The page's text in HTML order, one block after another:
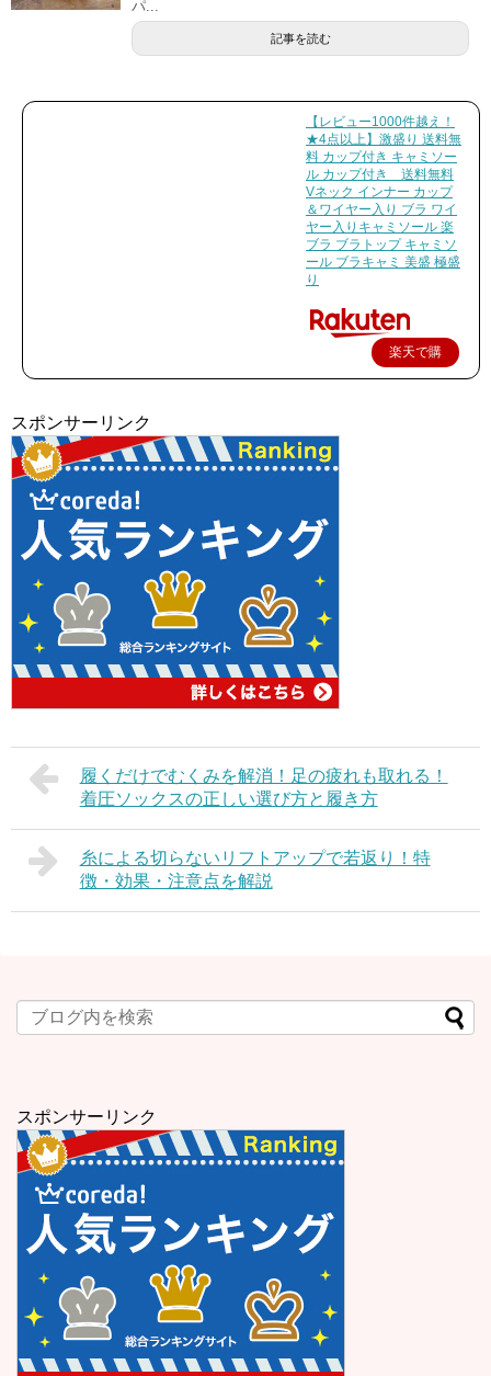
パ...
記事を読む
【レビュー1000件越え！
★4点以上】激盛り 送料無
料 カップ付き キャミソー
ル カップ付き 送料無料
Vネック インナー カップ
＆ワイヤー入り ブラ ワイ
ヤー入りキャミソール 楽
ブラ ブラトップ キャミソ
ール ブラキャミ 美盛 極盛
り
楽天で購
入
スポンサーリンク
履くだけでむくみを解消！足の疲れも取れる！
着圧ソックスの正しい選び方と履き方
糸による切らないリフトアップで若返り！特
徴・効果・注意点を解説
スポンサーリンク